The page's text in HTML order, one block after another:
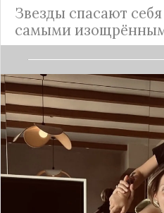
Звезды спасают
самыми
Читать
Во время планового
учит годовалого сына
учили это делать
Потерял панамку –
чтобы не напекло. В
исполняют еще и не